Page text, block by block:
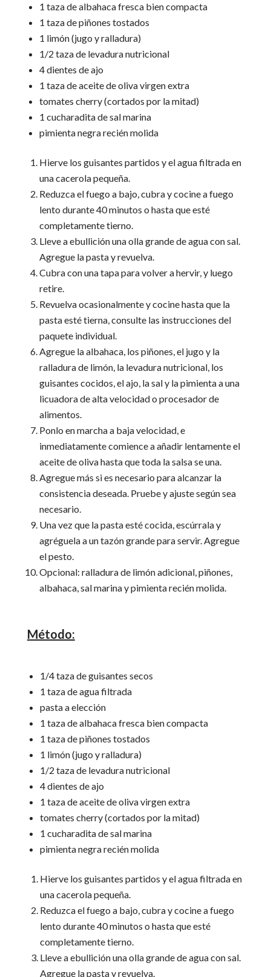
1 taza de albahaca fresca bien compacta
1 taza de piñones tostados
1 limón (jugo y ralladura)
1/2 taza de levadura nutricional
4 dientes de ajo
1 taza de aceite de oliva virgen extra
tomates cherry (cortados por la mitad)
1 cucharadita de sal marina
pimienta negra recién molida
Hierve los guisantes partidos y el agua filtrada en
una cacerola pequeña.
Reduzca el fuego a bajo, cubra y cocine a fuego
lento durante 40 minutos o hasta que esté
completamente tierno.
Lleve a ebullición una olla grande de agua con sal.
Agregue la pasta y revuelva.
Cubra con una tapa para volver a hervir, y luego
retire.
Revuelva ocasionalmente y cocine hasta que la
pasta esté tierna, consulte las instrucciones del
paquete individual.
Agregue la albahaca, los piñones, el jugo y la
ralladura de limón, la levadura nutricional, los
guisantes cocidos, el ajo, la sal y la pimienta a una
licuadora de alta velocidad o procesador de
alimentos.
Ponlo en marcha a baja velocidad, e
inmediatamente comience a añadir lentamente el
aceite de oliva hasta que toda la salsa se una.
Agregue más si es necesario para alcanzar la
consistencia deseada. Pruebe y ajuste según sea
necesario.
Una vez que la pasta esté cocida, escúrrala y
agréguela a un tazón grande para servir. Agregue
el pesto.
Opcional: ralladura de limón adicional, piñones,
albahaca, sal marina y pimienta recién molida.
Método:
1/4 taza de guisantes secos
1 taza de agua filtrada
pasta a elección
1 taza de albahaca fresca bien compacta
1 taza de piñones tostados
1 limón (jugo y ralladura)
1/2 taza de levadura nutricional
4 dientes de ajo
1 taza de aceite de oliva virgen extra
tomates cherry (cortados por la mitad)
1 cucharadita de sal marina
pimienta negra recién molida
Hierve los guisantes partidos y el agua filtrada en
una cacerola pequeña.
Reduzca el fuego a bajo, cubra y cocine a fuego
lento durante 40 minutos o hasta que esté
completamente tierno.
Lleve a ebullición una olla grande de agua con sal.
Agregue la pasta y revuelva.